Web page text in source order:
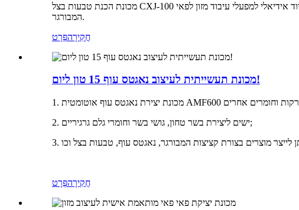
מכונת הכנת טבעות בצל CXJ-100 מתאימה לעיצוב קציצות בשר טחון שונות; היא יכולה לייצר מוצרים בעלי מפרטים שונים על ידי שינוי גודל ועובי פתח העיצוב. זהו ציוד אידיאלי למפעלי עיבוד מזון לפאי
המבורגר.
חֲקִירָהפְּרָט
מכונת תעשייתית לעיצוב נאגטס עוף 15 טון ליום!
2. ישים ליצירת בשר טחון, גושי בשר וחומרי גלם גרגיריים;
חֲקִירָהפְּרָט